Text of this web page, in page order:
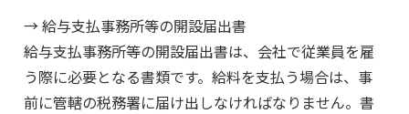
→ 給与支払事務所等の開設届出書
給与支払事務所等の開設届出書は、会社で従業員を雇
う際に必要となる書類です。給料を支払う場合は、事
前に管轄の税務署に届け出しなければなりません。書